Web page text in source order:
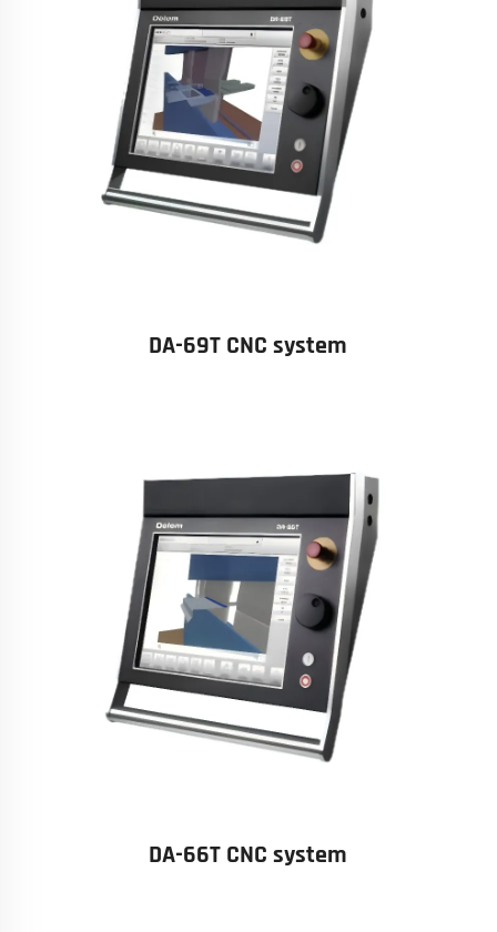
DA-69T CNC system
DA-66T CNC system